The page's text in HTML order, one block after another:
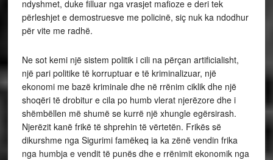
ndyshmet, duke filluar nga vrasjet mafioze e deri tek
përleshjet e demostruesve me policinë, siç nuk ka ndodhur
për vite me radhë.
Ne sot kemi një sistem politik i cili na përçan artificialisht,
një pari politike të korruptuar e të kriminalizuar, një
ekonomi me bazë kriminale dhe në rrënim ciklik dhe një
shoqëri të drobitur e cila po humb vlerat njerëzore dhe i
shëmbëllen më shumë se kurrë një xhungle egërsirash.
Njerëzit kanë frikë të shprehin të vërtetën. Frikës së
dikurshme nga Sigurimi famëkeq ia ka zënë vendin frika
nga humbja e vendit të punës dhe e rrënimit ekonomik nga